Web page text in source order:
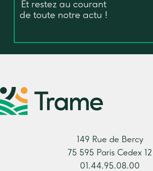
Et restez au courant
de toute notre actu !
149 Rue de Bercy
75 595 Paris Cedex 12
01.44.95.08.00